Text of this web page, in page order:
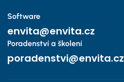
Software
envita@envita.cz
Poradenství a školení
poradenstvi@envita.cz